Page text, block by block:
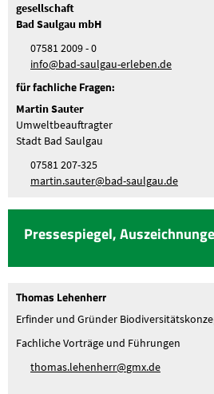
gesellschaft
Bad Saulgau mbH
07581 2009 - 0
nf
b d-s lg - rl b n d
für fachliche Fragen:
Martin Sauter
Umweltbeauftragter
Stadt Bad Saulgau
07581 207-325
m rt n s t r b d-s lg d
Pressespiegel,
Thomas Lehenherr
Erfinder und Gründer
Fachliche Vorträge und Führungen
th m s l h nh rr gmxd